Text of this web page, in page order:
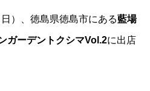
）、徳島県徳島市にある藍場
ガーデントクシマVol.2に出店